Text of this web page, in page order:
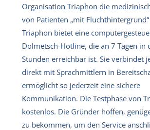
Organisation Triaphon die
von Patienten „mit
Triaphon bietet eine
Dolmetsch-Hotline, die an 7 Tagen in
Stunden erreichbar ist. Sie verbindet
direkt mit Sprachmittlern in
ermöglicht so jederzeit eine sichere
Kommunikation. Die Testphase von
kostenlos. Die Gründer hoffen,
zu bekommen, um den Service